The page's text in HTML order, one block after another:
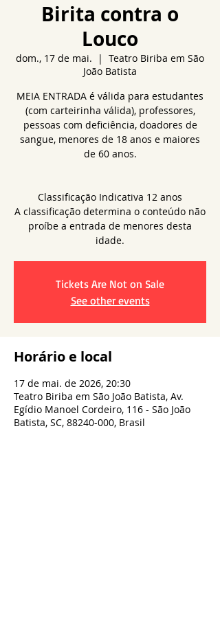
Birita contra o
Louco
dom., 17 de mai.
  |
Teatro Biriba em São
João Batista
MEIA ENTRADA é válida para estudantes
(com carteirinha válida), professores,
pessoas com deficiência, doadores de
sangue, menores de 18 anos e maiores
de 60 anos.
Classificação Indicativa 12 anos
A classificação determina o conteúdo não
proíbe a entrada de menores desta
idade.
Tickets Are Not on Sale
See other events
Horário e local
17 de mai. de 2026, 20:30
Teatro Biriba em São João Batista, Av.
Egídio Manoel Cordeiro, 116 - São João
Batista, SC, 88240-000, Brasil